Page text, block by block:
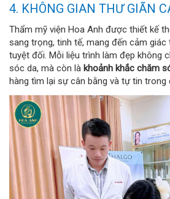
4. KHÔNG GIAN THƯ GIÃN
Thẩm mỹ viện Hoa Anh được thiết kế
sang trọng, tinh tế, mang đến cảm
tuyệt đối. Mỗi liệu trình làm đẹp không
sóc da, mà còn là khoảnh khắc chăm
hàng tìm lại sự cân bằng và tự tin trong